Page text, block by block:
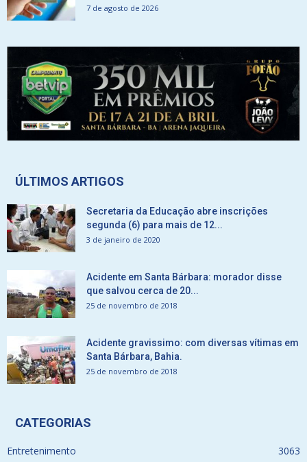
7 de agosto de 2026
ÚLTIMOS ARTIGOS
Secretaria da Educação abre inscrições
segunda (6) para mais de 12...
3 de janeiro de 2020
Acidente em Santa Bárbara: morador disse
que salvou cerca de 20...
25 de novembro de 2018
Acidente gravissimo: com diversas vítimas em
Santa Bárbara, Bahia.
25 de novembro de 2018
CATEGORIAS
Entretenimento 3063